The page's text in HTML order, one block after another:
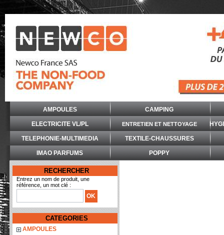
AMPOULES CAMPING
ELECTRICITE VL/PL ENTRETIEN ET NETTOYAGE
TELEPHONIE-MULTIMEDIA TEXTILE-CHAUSSURES
IMAO PARFUMS POPPY
RECHERCHER
Entrez un nom de produit, une
référence, un mot clé :
CATEGORIES
AMPOULES